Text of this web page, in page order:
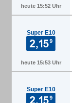
heute 15:52 Uhr
Super E10
heute 15:53 Uhr
Super E10